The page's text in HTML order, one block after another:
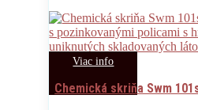
Viac info
Chemická skriňa Swm